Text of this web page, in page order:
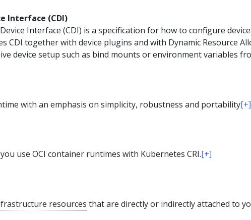
Interface (CDI)
Interface (CDI) is a specification for how to configure
CDI together with device plugins and with Dynamic Resource
device setup such as bind mounts or environment variables
with an emphasis on simplicity, robustness and portability[+]
use OCI container runtimes with Kubernetes CRI.[+]
resources that are directly or indirectly attached to